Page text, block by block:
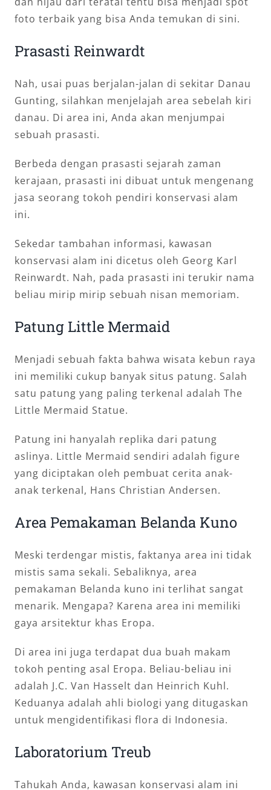
foto terbaik yang bisa Anda temukan di sini.
Prasasti Reinwardt
Nah, usai puas berjalan-jalan di sekitar Danau
Gunting, silahkan menjelajah area sebelah kiri
danau. Di area ini, Anda akan menjumpai
sebuah prasasti.
Berbeda dengan prasasti sejarah zaman
kerajaan, prasasti ini dibuat untuk mengenang
jasa seorang tokoh pendiri konservasi alam
ini.
Sekedar tambahan informasi, kawasan
konservasi alam ini dicetus oleh Georg Karl
Reinwardt. Nah, pada prasasti ini terukir nama
beliau mirip mirip sebuah nisan memoriam.
Patung Little Mermaid
Menjadi sebuah fakta bahwa wisata kebun raya
ini memiliki cukup banyak situs patung. Salah
satu patung yang paling terkenal adalah The
Little Mermaid Statue.
Patung ini hanyalah replika dari patung
aslinya. Little Mermaid sendiri adalah figure
yang diciptakan oleh pembuat cerita anak-
anak terkenal, Hans Christian Andersen.
Area Pemakaman Belanda Kuno
Meski terdengar mistis, faktanya area ini tidak
mistis sama sekali. Sebaliknya, area
pemakaman Belanda kuno ini terlihat sangat
menarik. Mengapa? Karena area ini memiliki
gaya arsitektur khas Eropa.
Di area ini juga terdapat dua buah makam
tokoh penting asal Eropa. Beliau-beliau ini
adalah J.C. Van Hasselt dan Heinrich Kuhl.
Keduanya adalah ahli biologi yang ditugaskan
untuk mengidentifikasi flora di Indonesia.
Laboratorium Treub
Tahukah Anda, kawasan konservasi alam ini